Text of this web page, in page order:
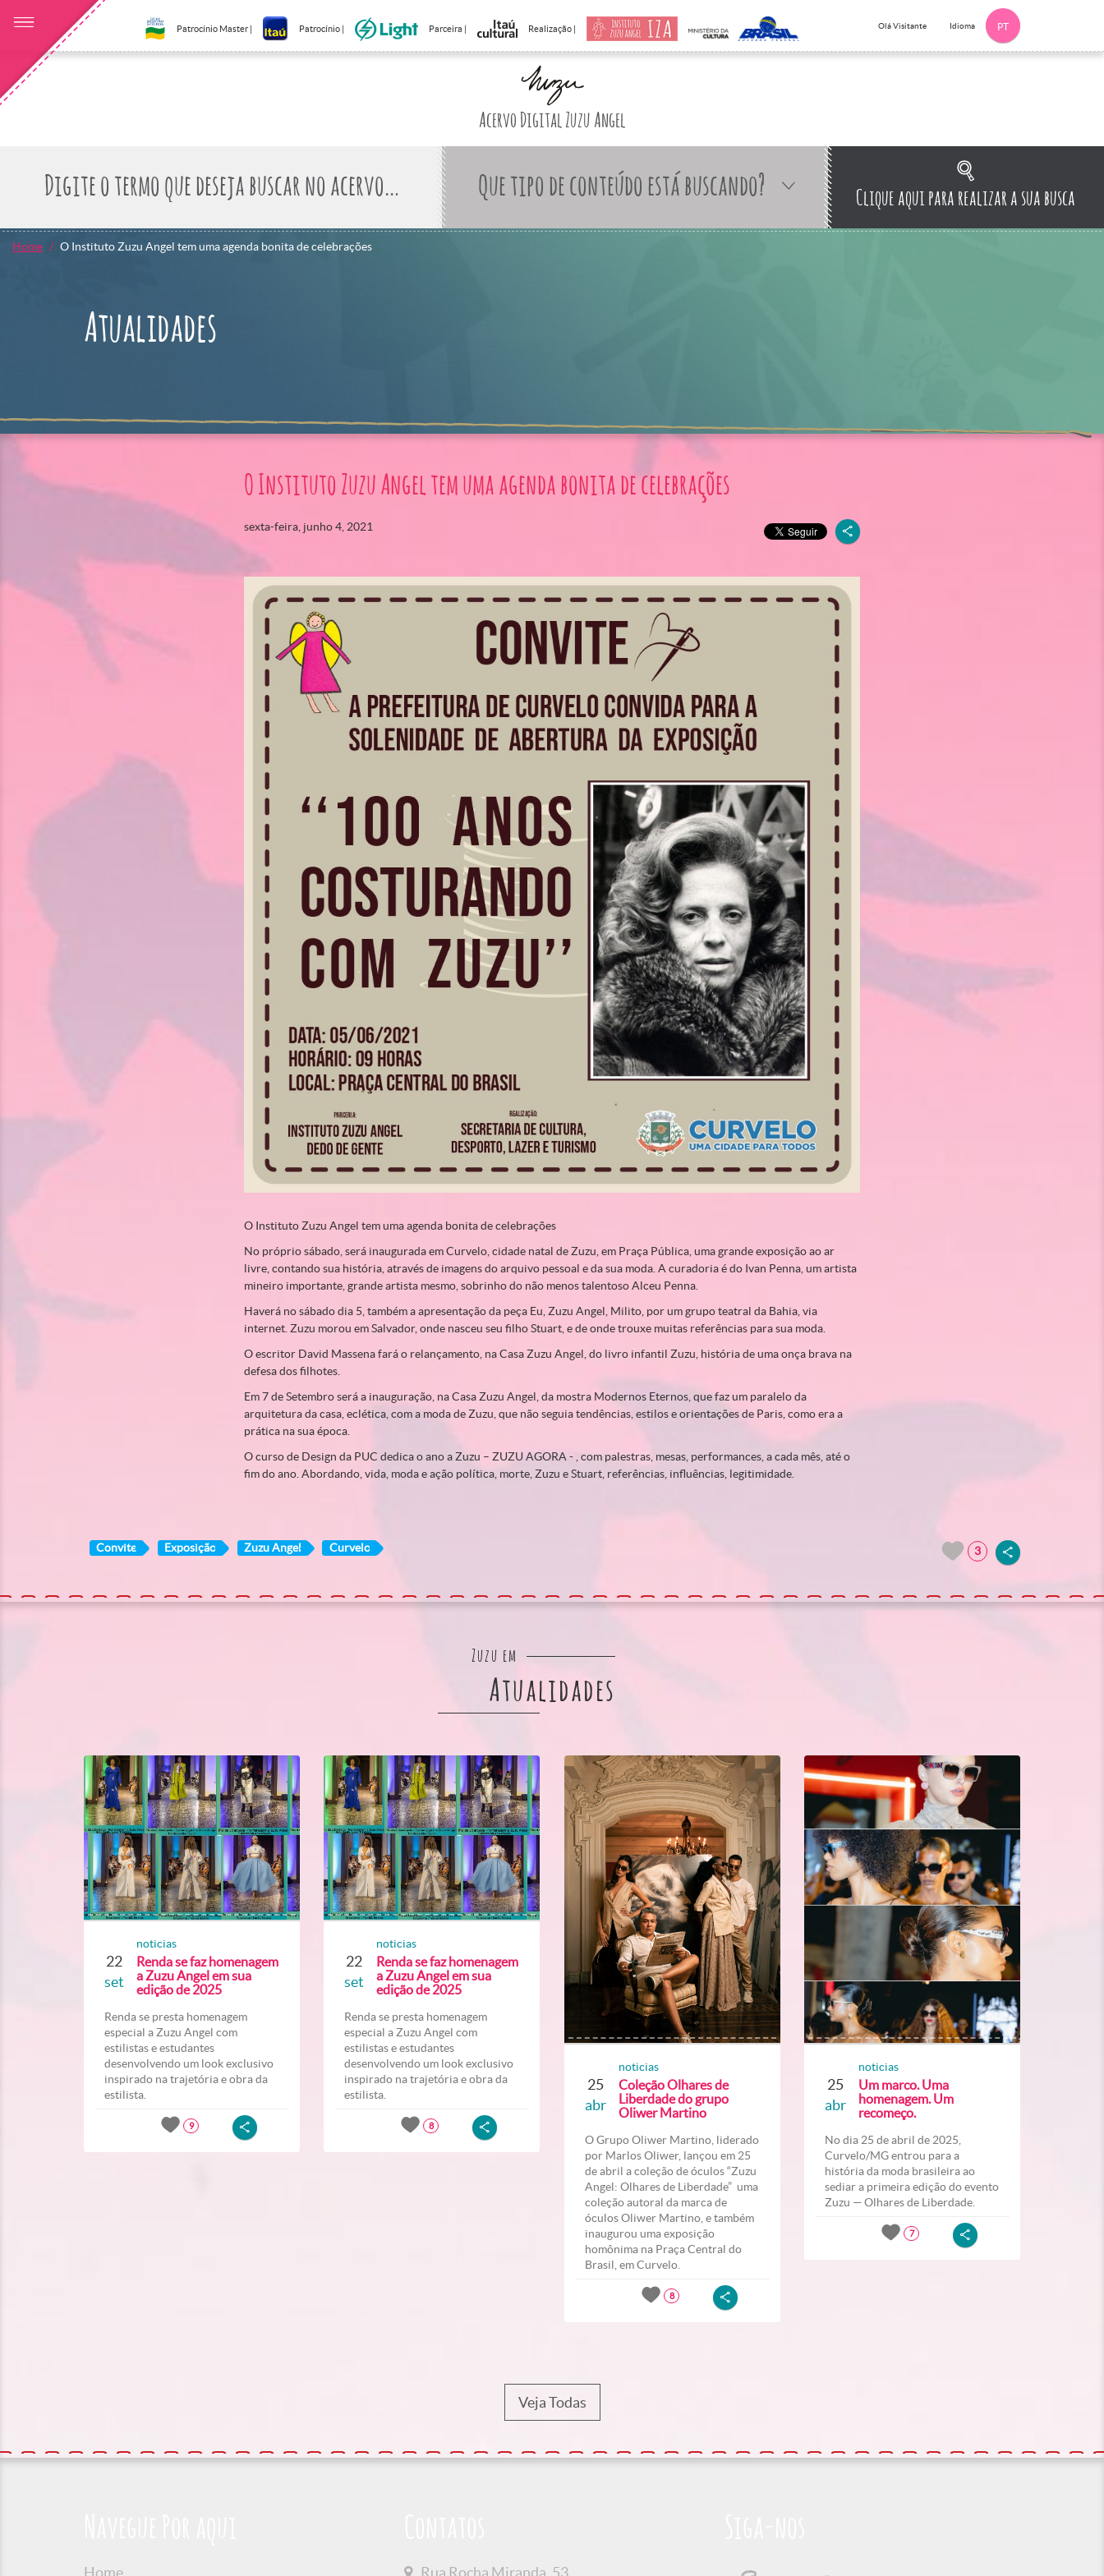
Patrocínio Master | Patrocínio | Parceira | Realização | Olá Visitante Idioma PT
Acervo Digital Zuzu Angel
Que tipo de conteúdo está buscando? Clique aqui para realizar a sua busca
Home O Instituto Zuzu Angel tem uma agenda bonita de celebrações
Atualidades
O Instituto Zuzu Angel tem uma agenda bonita de celebrações
sexta-feira, junho 4, 2021
O Instituto Zuzu Angel tem uma agenda bonita de celebrações
No próprio sábado, será inaugurada em Curvelo, cidade natal de Zuzu, em Praça Pública, uma grande exposição ao ar
livre, contando sua história, através de imagens do arquivo pessoal e da sua moda. A curadoria é do Ivan Penna, um artista
mineiro importante, grande artista mesmo, sobrinho do não menos talentoso Alceu Penna.
Haverá no sábado dia 5, também a apresentação da peça Eu, Zuzu Angel, Milito, por um grupo teatral da Bahia, via
internet. Zuzu morou em Salvador, onde nasceu seu filho Stuart, e de onde trouxe muitas referências para sua moda.
O escritor David Massena fará o relançamento, na Casa Zuzu Angel, do livro infantil Zuzu, história de uma onça brava na
defesa dos filhotes.
Em 7 de Setembro será a inauguração, na Casa Zuzu Angel, da mostra Modernos Eternos, que faz um paralelo da
arquitetura da casa, eclética, com a moda de Zuzu, que não seguia tendências, estilos e orientações de Paris, como era a
prática na sua época.
O curso de Design da PUC dedica o ano a Zuzu – ZUZU AGORA - , com palestras, mesas, performances, a cada mês, até o
fim do ano. Abordando, vida, moda e ação política, morte, Zuzu e Stuart, referências, influências, legitimidade.
Convite Exposição Zuzu Angel Curvelo 3
Zuzu em
Atualidades
22
set
noticias
Renda se faz homenagem
a Zuzu Angel em sua
edição de 2025
Renda se presta homenagem
especial a Zuzu Angel com
estilistas e estudantes
desenvolvendo um look exclusivo
inspirado na trajetória e obra da
estilista.
9
22
set
noticias
Renda se faz homenagem
a Zuzu Angel em sua
edição de 2025
Renda se presta homenagem
especial a Zuzu Angel com
estilistas e estudantes
desenvolvendo um look exclusivo
inspirado na trajetória e obra da
estilista.
8
25
abr
noticias
Coleção Olhares de
Liberdade do grupo
Oliwer Martino
O Grupo Oliwer Martino, liderado
por Marlos Oliwer, lançou em 25
de abril a coleção de óculos “Zuzu
Angel: Olhares de Liberdade” uma
coleção autoral da marca de
óculos Oliwer Martino, e também
inaugurou uma exposição
homônima na Praça Central do
Brasil, em Curvelo.
8
25
abr
noticias
Um marco. Uma
homenagem. Um
recomeço.
No dia 25 de abril de 2025,
Curvelo/MG entrou para a
história da moda brasileira ao
sediar a primeira edição do evento
Zuzu — Olhares de Liberdade.
7
Veja Todas
Home Rua Rocha Miranda, 53